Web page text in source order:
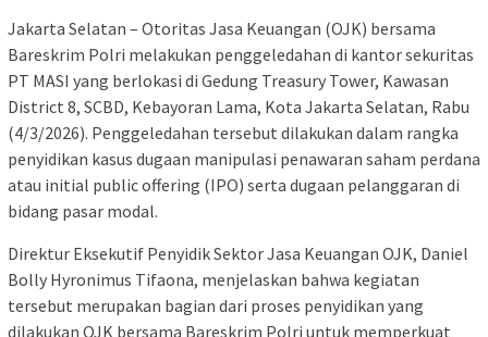
Jakarta Selatan – Otoritas Jasa Keuangan (OJK) bersama
Bareskrim Polri melakukan penggeledahan di kantor sekuritas
PT MASI yang berlokasi di Gedung Treasury Tower, Kawasan
District 8, SCBD, Kebayoran Lama, Kota Jakarta Selatan, Rabu
(4/3/2026). Penggeledahan tersebut dilakukan dalam rangka
penyidikan kasus dugaan manipulasi penawaran saham perdana
atau initial public offering (IPO) serta dugaan pelanggaran di
bidang pasar modal.
Direktur Eksekutif Penyidik Sektor Jasa Keuangan OJK, Daniel
Bolly Hyronimus Tifaona, menjelaskan bahwa kegiatan
tersebut merupakan bagian dari proses penyidikan yang
dilakukan OJK bersama Bareskrim Polri untuk memperkuat